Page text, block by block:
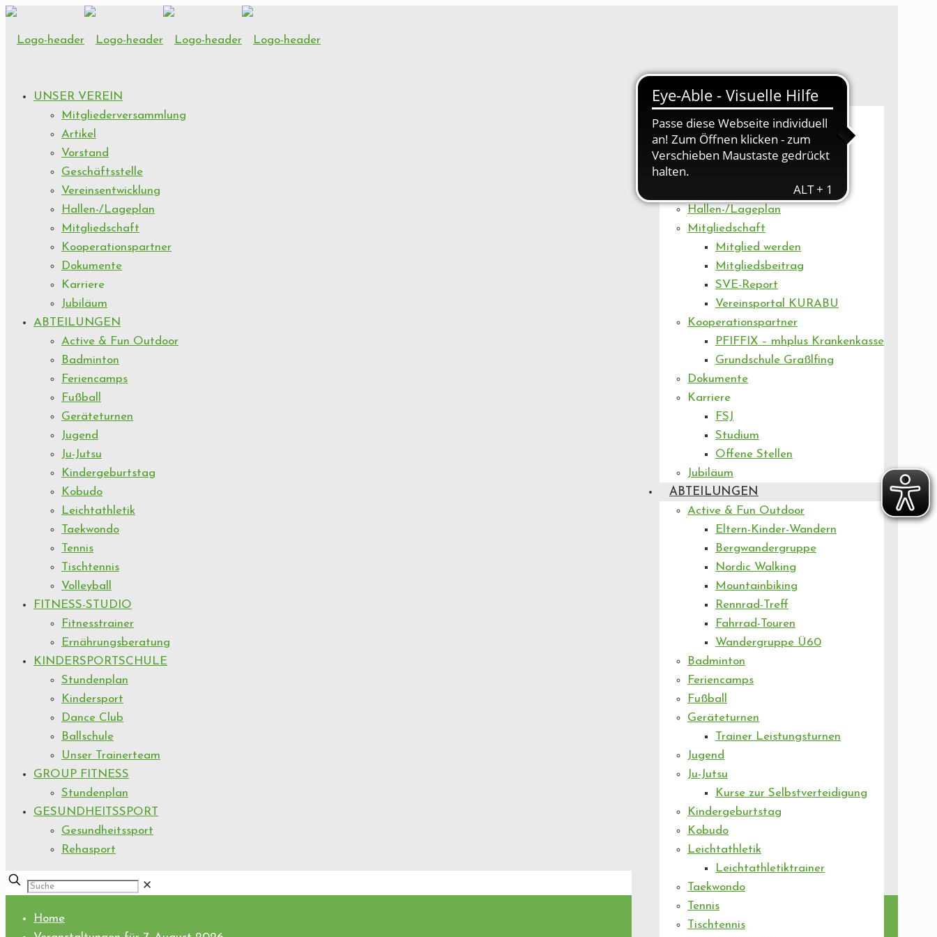
UNSER VEREIN
Artikel
Vorstand
Geschäftsstelle
Hallen-/Lageplan
Mitgliedschaft
Mitglied werden
Mitgliedsbeitrag
SVE-Report
Vereinsportal KURABU
Kooperationspartner
PFIFFIX – mhplus Krankenkasse
Grundschule Graßlfing
Dokumente
Karriere
FSJ
Studium
Offene Stellen
Jubiläum
ABTEILUNGEN
Active & Fun Outdoor
Eltern-Kinder-Wandern
Bergwandergruppe
Nordic Walking
Mountainbiking
Rennrad-Treff
Fahrrad-Touren
Wandergruppe Ü60
Badminton
Feriencamps
Fußball
Geräteturnen
Trainer Leistungsturnen
Jugend
Ju-Jutsu
Kurse zur Selbstverteidigung
Kindergeburtstag
Kobudo
Leichtathletik
Leichtathletiktrainer
Taekwondo
Tennis
Tischtennis
UNSER VEREIN
Mitgliederversammlung
Artikel
Vorstand
Geschäftsstelle
Vereinsentwicklung
Hallen-/Lageplan
Mitgliedschaft
Kooperationspartner
Dokumente
Karriere
Jubiläum
ABTEILUNGEN
Active & Fun Outdoor
Badminton
Feriencamps
Fußball
Geräteturnen
Jugend
Ju-Jutsu
Kindergeburtstag
Kobudo
Leichtathletik
Taekwondo
Tennis
Tischtennis
Volleyball
FITNESS-STUDIO
Fitnesstrainer
Ernährungsberatung
KINDERSPORTSCHULE
Stundenplan
Kindersport
Dance Club
Ballschule
Unser Trainerteam
GROUP FITNESS
Stundenplan
GESUNDHEITSSPORT
Gesundheitssport
Rehasport
✕
Home